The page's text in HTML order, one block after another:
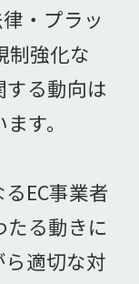
・プラッ
制強化な
する動向は
す。
EC事業者
る動きに
適切な対